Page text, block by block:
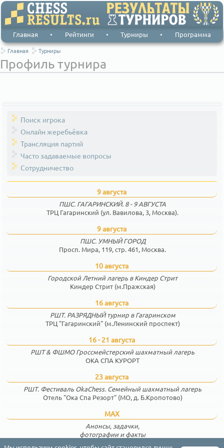
Главная • Рейтинги • Турниры • Программа
Главная Турниры
Профиль турнира
Поиск игрока
Онлайн жеребьёвка
Трансляция партий
Часто задаваемые вопросы
Сотрудничество
9 августа
ПШС. ГАГАРИНСКИЙ. 8 - 9 АВГУСТА
ТРЦ Гагаринский (ул. Вавилова, 3, Москва).
9 августа
ПШС. УМНЫЙ ГОРОД
Просп. Мира, 119, стр. 461, Москва.
10 августа
Городской Летний лагерь в Киндер Стрит
Киндер Стрит (м.Пражская)
16 августа
РШТ. РАЗРЯДНЫЙ турнир в Гагаринском
ТРЦ "Гагаринский" (м.Ленинский проспект)
16 - 21 августа
РШТ & ФШМО Гроссмейстерский шахматный лагерь
ОКА СПА КУРОРТ
23 августа
РШТ. Фестиваль OkaChess. Семейный шахматный лагерь
Отель "Ока Спа Резорт" (МО, д. Б.Кропотово)
MAX
Анонсы, задачки,
фотографии и факты